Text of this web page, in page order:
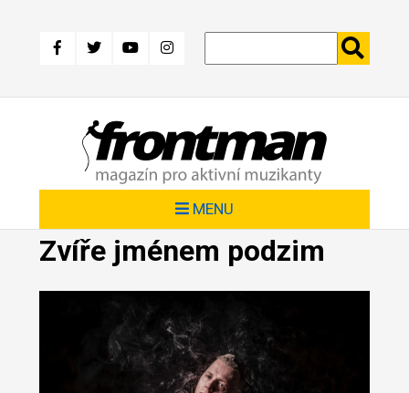
hlavnímu
MENU
Zvíře jménem podzim